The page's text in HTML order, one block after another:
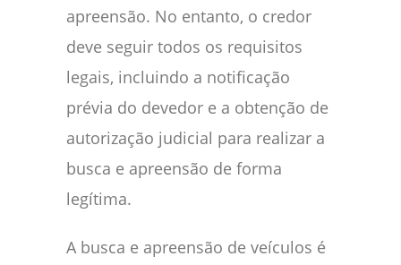
apreensão. No entanto, o credor
deve seguir todos os requisitos
legais, incluindo a notificação
prévia do devedor e a obtenção de
autorização judicial para realizar a
busca e apreensão de forma
legítima.
A busca e apreensão de veículos é